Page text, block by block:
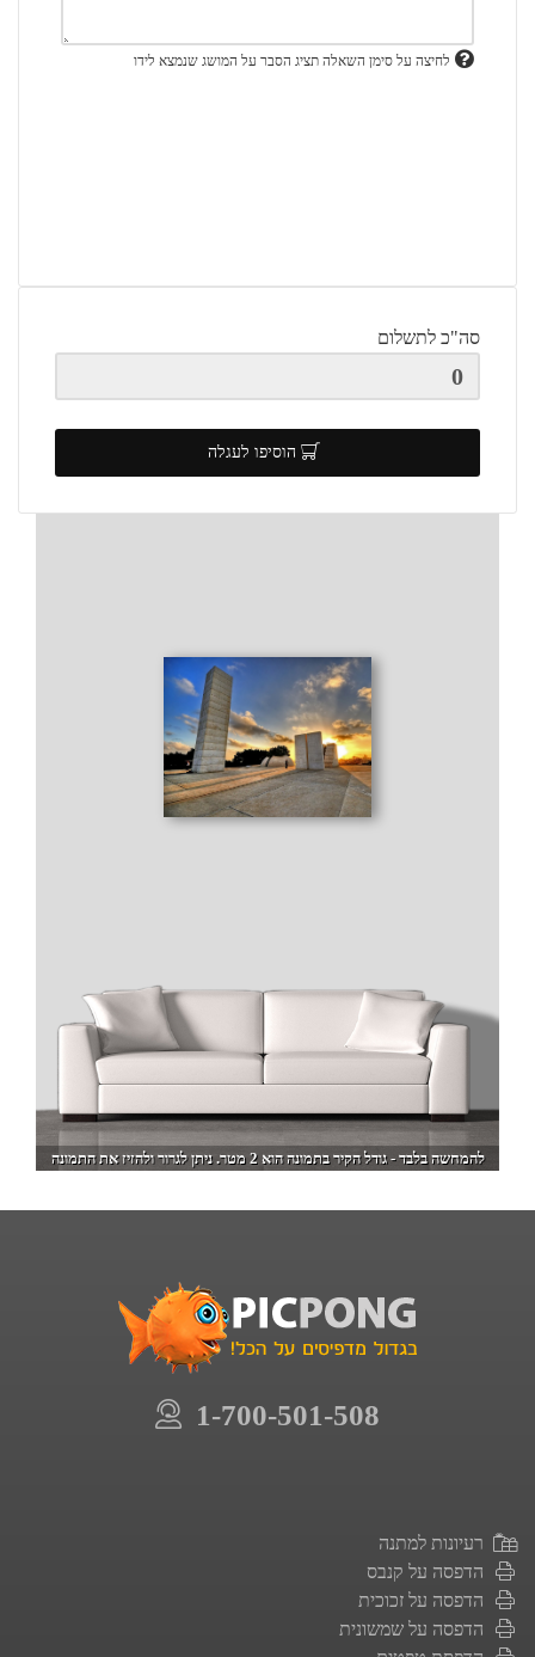
לחיצה על סימן השאלה תציג הסבר על המושג שנמצא לידו
סה"כ לתשלום
הוסיפו לעגלה
להמחשה בלבד - גודל הקיר בתמונה הוא 2 מטר. ניתן לגרור ולהזיז את התמונה
1-700-501-508
רעיונות למתנה
הדפסה על קנבס
הדפסה על זכוכית
הדפסה על שמשונית